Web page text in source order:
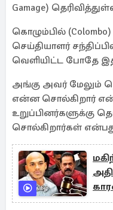
Gamage)
கொழும்பில்
செய்தியாளர்
வெளியிட்ட போதே
அங்கு அவர் மேலும்
என்ன சொல்கிறார்
உறுப்பினர்களுக்கு
சொல்கிறார்கள் என்பது